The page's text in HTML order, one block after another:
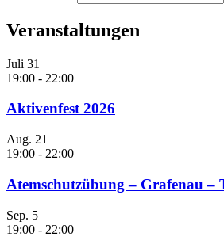
Veranstaltungen
Juli 31
19:00 - 22:00
Aktivenfest 2026
Aug. 21
19:00 - 22:00
Atemschutzübung – Grafenau –
Sep. 5
19:00 - 22:00